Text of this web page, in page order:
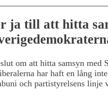
ja till att hitta
om att hitta samsyn med
har haft en lång
och partistyrelsens linje